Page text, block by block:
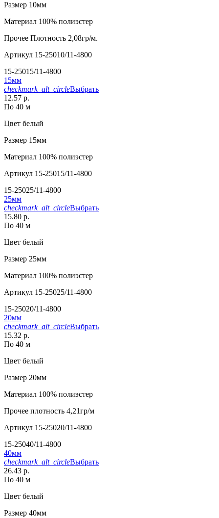
Размер 10мм
Материал 100% полиэстер
Прочее Плотность 2,08гр/м.
Артикул 15-25010/11-4800
15-25015/11-4800
15мм
checkmark_alt_circleВыбрать
12.57 р.
По 40 м
Цвет белый
Размер 15мм
Материал 100% полиэстер
Артикул 15-25015/11-4800
15-25025/11-4800
25мм
checkmark_alt_circleВыбрать
15.80 р.
По 40 м
Цвет белый
Размер 25мм
Материал 100% полиэстер
Артикул 15-25025/11-4800
15-25020/11-4800
20мм
checkmark_alt_circleВыбрать
15.32 р.
По 40 м
Цвет белый
Размер 20мм
Материал 100% полиэстер
Прочее плотность 4,21гр/м
Артикул 15-25020/11-4800
15-25040/11-4800
40мм
checkmark_alt_circleВыбрать
26.43 р.
По 40 м
Цвет белый
Размер 40мм